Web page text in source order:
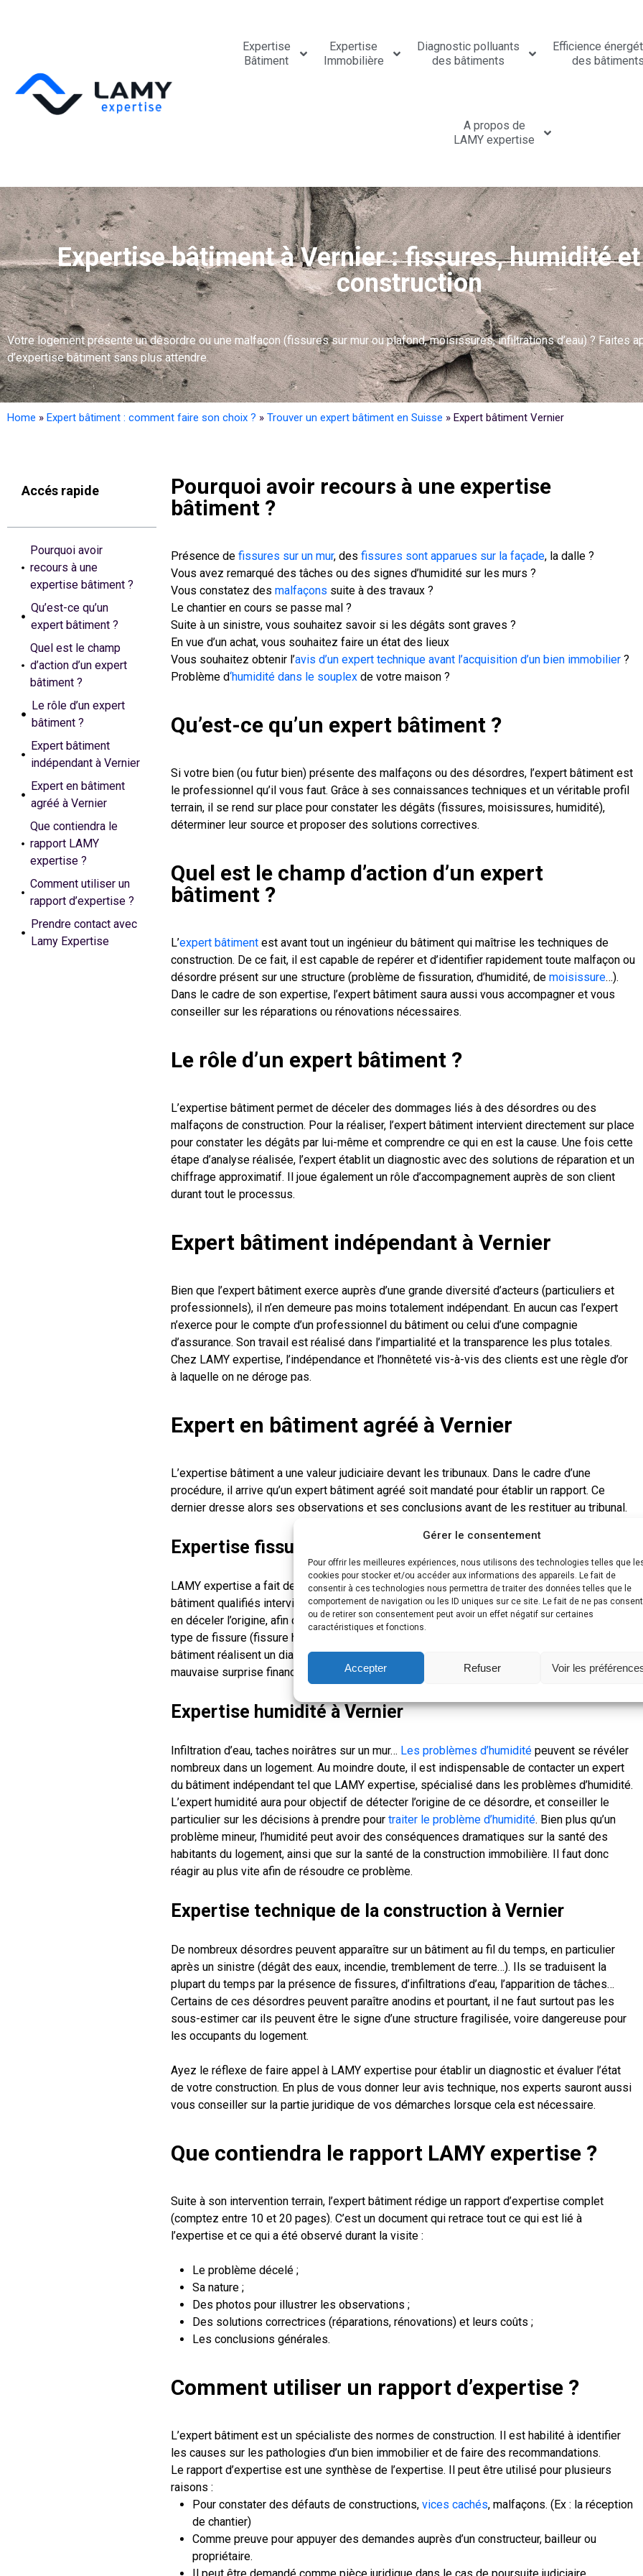
Gérer le consentement
Pour offrir les meilleures expériences, nous utilisons des technologies telles que
cookies pour stocker et/ou accéder aux informations des appareils. Le fait de
consentir à ces technologies nous permettra de traiter des données telles que le
comportement de navigation ou les ID uniques sur ce site. Le fait de ne pas
ou de retirer son consentement peut avoir un effet négatif sur certaines
caractéristiques et fonctions.
Accepter Refuser Voir les
Expertise
Bâtiment
Expertise
Immobilière
Diagnostic polluants
des bâtiments
Efficience
des
A propos de
LAMY expertise
Expertise bâtiment à Vernier : fissures, humidité
construction
Votre logement présente un désordre ou une malfaçon (fissures sur mur ou plafond, moisissures, infiltrations d’eau) ? Faites
d’expertise bâtiment sans plus attendre.
Home » Expert bâtiment : comment faire son choix ? » Trouver un expert bâtiment en Suisse » Expert bâtiment Vernier
Accés rapide
Pourquoi avoir
recours à une
expertise bâtiment ?
Qu’est-ce qu’un
expert bâtiment ?
Quel est le champ
d’action d’un expert
bâtiment ?
Le rôle d’un expert
bâtiment ?
Expert bâtiment
indépendant à Vernier
Expert en bâtiment
agréé à Vernier
Que contiendra le
rapport LAMY
expertise ?
Comment utiliser un
rapport d’expertise ?
Prendre contact avec
Lamy Expertise
Pourquoi avoir recours à une expertise
bâtiment ?
Présence de fissures sur un mur, des fissures sont apparues sur la façade, la dalle ?
Vous avez remarqué des tâches ou des signes d’humidité sur les murs ?
Vous constatez des malfaçons suite à des travaux ?
Le chantier en cours se passe mal ?
Suite à un sinistre, vous souhaitez savoir si les dégâts sont graves ?
En vue d’un achat, vous souhaitez faire un état des lieux
Vous souhaitez obtenir l’avis d’un expert technique avant l’acquisition d’un bien immobilier ?
Problème d‘humidité dans le souplex de votre maison ?
Qu’est-ce qu’un expert bâtiment ?
Si votre bien (ou futur bien) présente des malfaçons ou des désordres, l’expert bâtiment est
le professionnel qu’il vous faut. Grâce à ses connaissances techniques et un véritable profil
terrain, il se rend sur place pour constater les dégâts (fissures, moisissures, humidité),
déterminer leur source et proposer des solutions correctives.
Quel est le champ d’action d’un expert
bâtiment ?
L’expert bâtiment est avant tout un ingénieur du bâtiment qui maîtrise les techniques de
construction. De ce fait, il est capable de repérer et d’identifier rapidement toute malfaçon ou
désordre présent sur une structure (problème de fissuration, d’humidité, de moisissure…).
Dans le cadre de son expertise, l’expert bâtiment saura aussi vous accompagner et vous
conseiller sur les réparations ou rénovations nécessaires.
Le rôle d’un expert bâtiment ?
L’expertise bâtiment permet de déceler des dommages liés à des désordres ou des
malfaçons de construction. Pour la réaliser, l’expert bâtiment intervient directement sur place
pour constater les dégâts par lui-même et comprendre ce qui en est la cause. Une fois cette
étape d’analyse réalisée, l’expert établit un diagnostic avec des solutions de réparation et un
chiffrage approximatif. Il joue également un rôle d’accompagnement auprès de son client
durant tout le processus.
Expert bâtiment indépendant à Vernier
Bien que l’expert bâtiment exerce auprès d’une grande diversité d’acteurs (particuliers et
professionnels), il n’en demeure pas moins totalement indépendant. En aucun cas l’expert
n’exerce pour le compte d’un professionnel du bâtiment ou celui d’une compagnie
d’assurance. Son travail est réalisé dans l’impartialité et la transparence les plus totales.
Chez LAMY expertise, l’indépendance et l’honnêteté vis-à-vis des clients est une règle d’or
à laquelle on ne déroge pas.
Expert en bâtiment agréé à Vernier
L’expertise bâtiment a une valeur judiciaire devant les tribunaux. Dans le cadre d’une
procédure, il arrive qu’un expert bâtiment agréé soit mandaté pour établir un rapport. Ce
dernier dresse alors ses observations et ses conclusions avant de les restituer au tribunal.
Expertise fissure à Vernier
LAMY expertise a fait de l’ expertise fissurel’un de ses cœurs de métier. Nos experts
bâtiment qualifiés interviennent pour identifier les fissures présentes dans votre maisonet
en déceler l’origine, afin de les traiter au mieux (en préventif et en curatif). Quel que soit le
type de fissure (fissure horizontale, fissure verticale ou
bâtiment réalisent un diagnostic complet, qui vous permettra d’agir en conséquence et sans
mauvaise surprise financière.
Expertise humidité à Vernier
Infiltration d’eau, taches noirâtres sur un mur… Les problèmes d’humidité peuvent se révéler
nombreux dans un logement. Au moindre doute, il est indispensable de contacter un expert
du bâtiment indépendant tel que LAMY expertise, spécialisé dans les problèmes d’humidité.
L’expert humidité aura pour objectif de détecter l’origine de ce désordre, et conseiller le
particulier sur les décisions à prendre pour traiter le problème d’humidité. Bien plus qu’un
problème mineur, l’humidité peut avoir des conséquences dramatiques sur la santé des
habitants du logement, ainsi que sur la santé de la construction immobilière. Il faut donc
réagir au plus vite afin de résoudre ce problème.
Expertise technique de la construction à Vernier
De nombreux désordres peuvent apparaître sur un bâtiment au fil du temps, en particulier
après un sinistre (dégât des eaux, incendie, tremblement de terre…). Ils se traduisent la
plupart du temps par la présence de fissures, d’infiltrations d’eau, l’apparition de tâches…
Certains de ces désordres peuvent paraître anodins et pourtant, il ne faut surtout pas les
sous-estimer car ils peuvent être le signe d’une structure fragilisée, voire dangereuse pour
les occupants du logement.
Ayez le réflexe de faire appel à LAMY expertise pour établir un diagnostic et évaluer l’état
de votre construction. En plus de vous donner leur avis technique, nos experts sauront aussi
vous conseiller sur la partie juridique de vos démarches lorsque cela est nécessaire.
Que contiendra le rapport LAMY expertise ?
Suite à son intervention terrain, l’expert bâtiment rédige un rapport d’expertise complet
(comptez entre 10 et 20 pages). C’est un document qui retrace tout ce qui est lié à
l’expertise et ce qui a été observé durant la visite :
Le problème décelé ;
Sa nature ;
Des photos pour illustrer les observations ;
Des solutions correctrices (réparations, rénovations) et leurs coûts ;
Les conclusions générales.
Comment utiliser un rapport d’expertise ?
L’expert bâtiment est un spécialiste des normes de construction. Il est habilité à identifier
les causes sur les pathologies d’un bien immobilier et de faire des recommandations.
Le rapport d’expertise est une synthèse de l’expertise. Il peut être utilisé pour plusieurs
raisons :
Pour constater des défauts de constructions, vices cachés, malfaçons. (Ex : la réception
de chantier)
Comme preuve pour appuyer des demandes auprès d’un constructeur, bailleur ou
propriétaire.